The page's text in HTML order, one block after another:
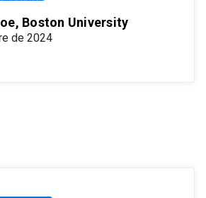
Boston University
de 2024